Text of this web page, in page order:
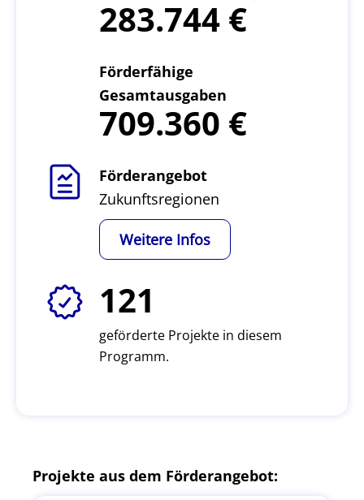
283.744
Förderfähige
Gesamtausgaben
709.360
Förderangebot
Zukunftsregionen
Weitere Infos
121
geförderte Projekte in diesem
Programm.
Projekte aus dem Förderangebot: